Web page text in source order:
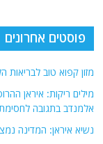
פוסטים אחרונים
מזון קפוא טוב לבריאות
מילים ריקות: איראן
אלמנדב בתגובה לחסימת
נשיא איראן: המדינה